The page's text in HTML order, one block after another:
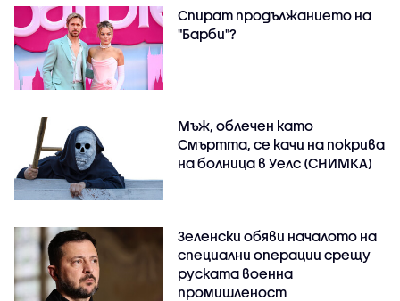
Спират продължанието на
"Барби"?
Мъж, облечен като
Смъртта, се качи на покрива
на болница в Уелс (СНИМКА)
Зеленски обяви началото на
специални операции срещу
руската военна
промишленост